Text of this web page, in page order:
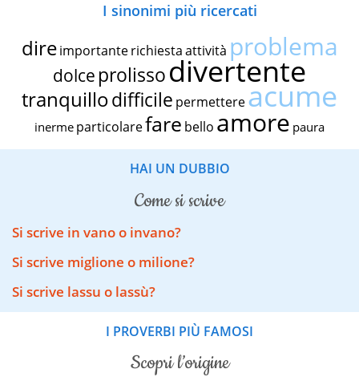
I sinonimi più ricercati
dire importante richiestaattività problema
dolce prolissodivertente
tranquillodifficile permettereacume
inerme particolarefare bello amore paura
HAI UN DUBBIO
come si scrive
Si scrive in vano o invano?
Si scrive miglione o milione?
Si scrive lassu o lassù?
I PROVERBI PIÙ FAMOSI
scopri l’origine